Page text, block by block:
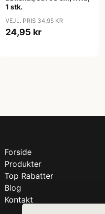
1 stk.
VEJL. PRIS 34,95 KR
24,95 kr
Forside
Produkter
Top Rabatter
Blog
Kontakt